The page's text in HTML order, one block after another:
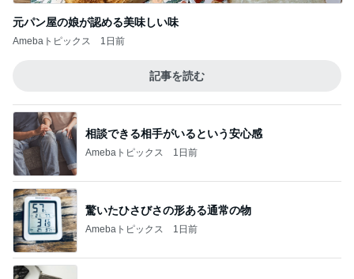
元パン屋の娘が認める美味しい味
Amebaトピックス 1日前
記事を読む
相談できる相手がいるという安心感
Amebaトピックス 1日前
驚いたひさびさの形ある通常の物
Amebaトピックス 1日前